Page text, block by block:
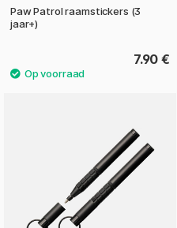
Paw Patrol raamstickers (3
jaar+)
7.90 €